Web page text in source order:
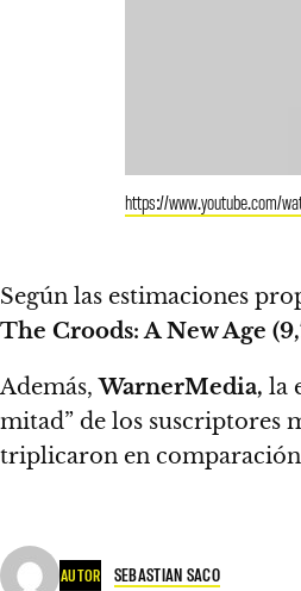
https://www.youtube.com/
Según las estimaciones
The Croods: A New Age
Además,WarnerMedia, la
mitad” de los suscriptores
triplicaron en
AUTOR SEBASTIAN SACO